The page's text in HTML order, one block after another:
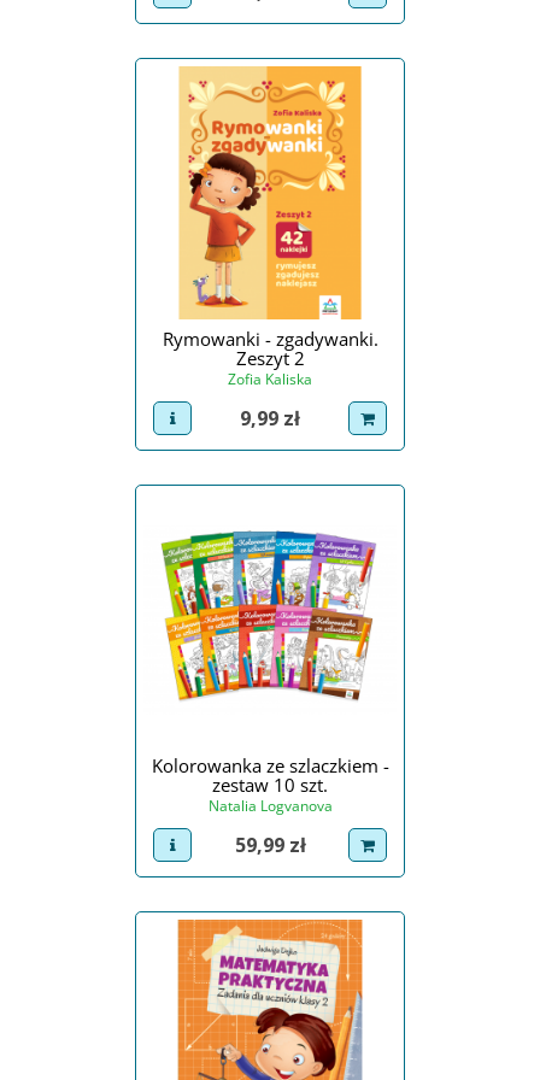
Rymowanki - zgadywanki.
Zeszyt 2
Zofia Kaliska
view product
Cena
9,99 zł dodaj do koszyka
Kolorowanka ze szlaczkiem -
zestaw 10 szt.
Natalia Logvanova
view product
Cena
59,99 zł dodaj do koszyka